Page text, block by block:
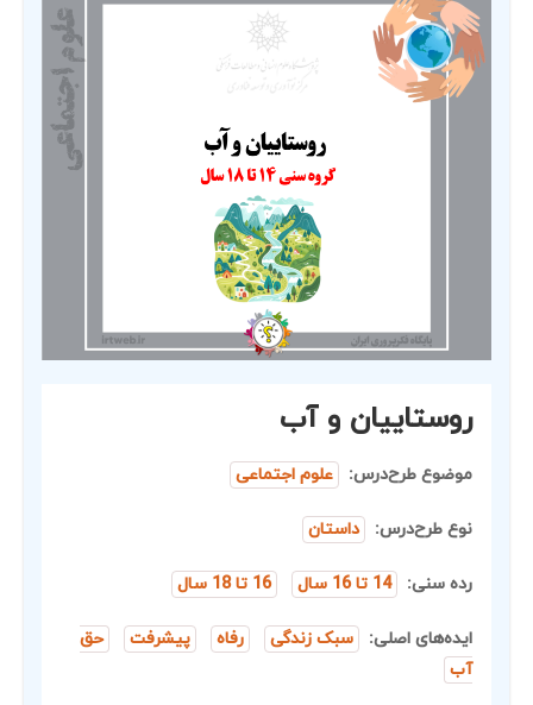
روستاییان و آب
موضوع طرح‌درس: علوم اجتماعی
نوع طرح‌درس: داستان
رده سنی: 14 تا 16 سال 16 تا 18 سال
ایده‌های اصلی: سبک زندگی رفاه پیشرفت
حق
آب